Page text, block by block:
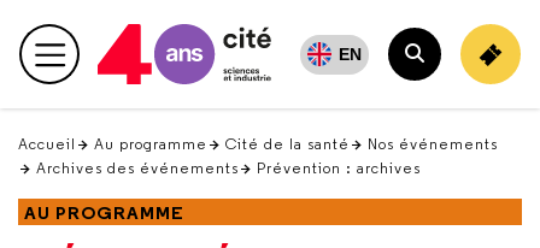
en
haut Menu principal EN
Rechercher
Accueil Au programme Cité de la santé
Nos événements
Archives des événements
Prévention : archives
AU PROGRAMME